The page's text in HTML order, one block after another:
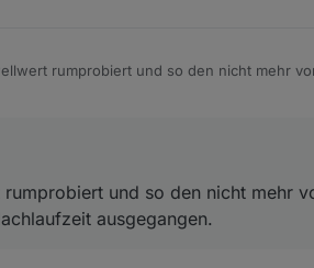
rumprobiert und so den nicht mehr
und so den nicht mehr
ausgegangen.